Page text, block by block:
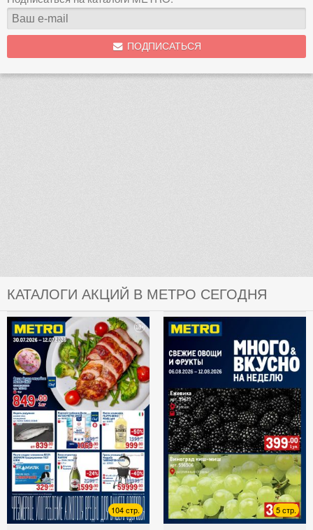
ПОДПИСАТЬСЯ
КАТАЛОГИ АКЦИЙ В МЕТРО СЕГОДНЯ
104 стр. 5 стр.